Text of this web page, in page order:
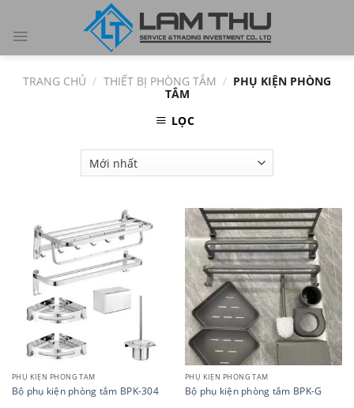
content
TRANG CHỦ / THIẾT BỊ PHÒNG TẮM / PHỤ KIỆN PHÒNG
TẮM
LỌC
PHỤ KIỆN PHÒNG TẮM
Bộ phụ kiện phòng tắm BPK-304
PHỤ KIỆN PHÒNG TẮM
Bộ phụ kiện phòng tắm BPK-G